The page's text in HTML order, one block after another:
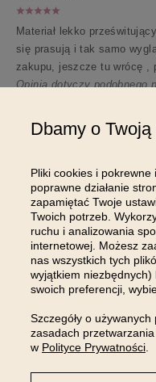
Pani Małgorzato,
słowa 💗 Z
Materiał lekko
się prasują i tak samo
zakupu, jeszcze tu wrócę ,
Opinia dotyczy podobnego
6/21/2024
Pokaż
Dbamy o
Pliki cookies i
poprawne działanie
zapamiętać Twoje
Twoich potrzeb.
ruchu i analizowania
internetowej. Możesz
nas wszystkich tych
wyjątkiem
swoich preferencji,
Szczegóły o
zasadach
w Polityce Prywatności